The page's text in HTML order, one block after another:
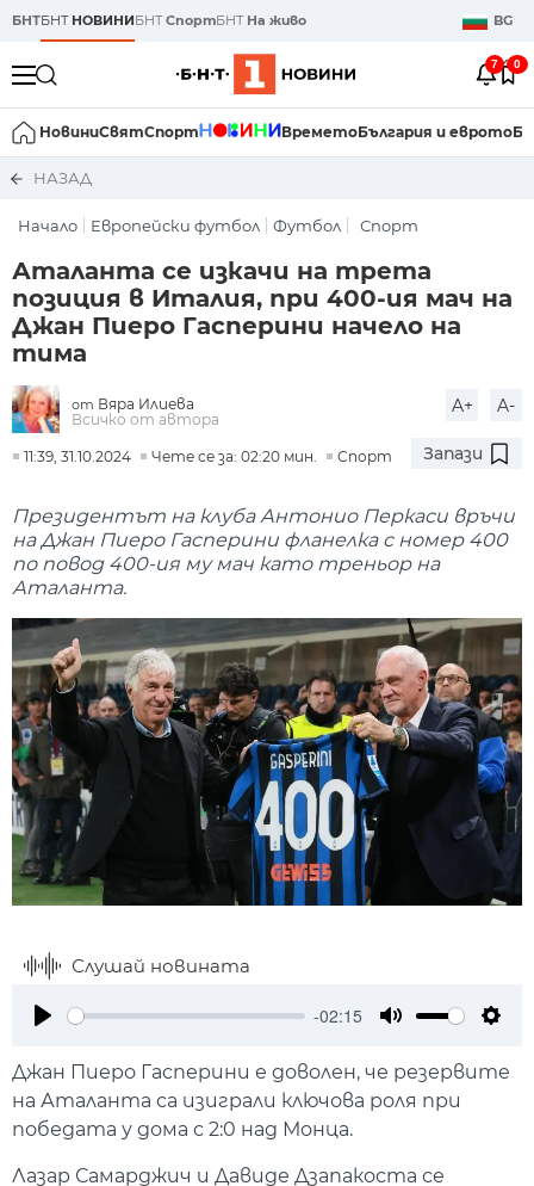
БНТБНТ НОВИНИБНТСпортБНТ На живо BG
7 0
НовиниСвятСпорт ВреметоБългария и еврото
НАЗАД
Начало Европейски футбол Футбол Спорт
Аталанта се изкачи на трета
позиция в Италия, при 400-ия мач на
Джан Пиеро Гасперини начело на
тима
от Вяра Илиева
Всичко от автора
A+ A-
11:39, 31.10.2024 Чете се за: 02:20 мин. Спорт Запази
Президентът на клуба Антонио Перкаси връчи
на Джан Пиеро Гасперини фланелка с номер 400
по повод 400-ия му мач като треньор на
Аталанта.
Слушай новината
-02:15
Джан Пиеро Гасперини е доволен, че резервите
на Аталанта са изиграли ключова роля при
победата у дома с 2:0 над Монца.
Лазар Самарджич и Давиде Дзапакоста се